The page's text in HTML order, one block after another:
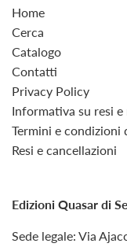
Home
Cerca
Catalogo
Contatti
Privacy Policy
Informativa su resi e
Termini e condizioni
Resi e cancellazioni
Edizioni Quasar di
Sede legale: Via